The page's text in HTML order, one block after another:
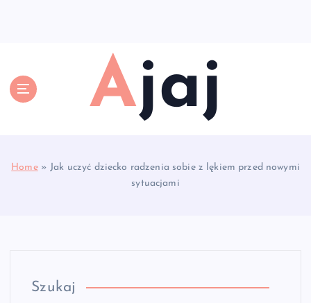
Ajaj
Home» Jak uczyć dziecko radzenia sobie z lękiem przed nowymi
sytuacjami
Szukaj